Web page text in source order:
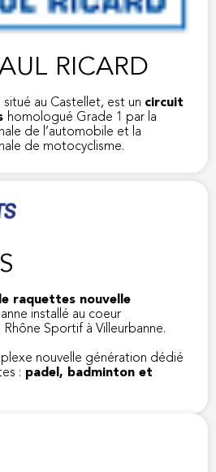
RICARD
situé au Castellet, est un circuit
homologué Grade 1 par la
de l’automobile et la
de motocyclisme.
raquettes nouvelle
installé au coeur
Sportif à Villeurbanne.
nouvelle génération dédié
: padel, badminton et